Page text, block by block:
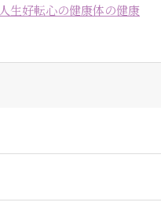
人生好転心の健康体の健康